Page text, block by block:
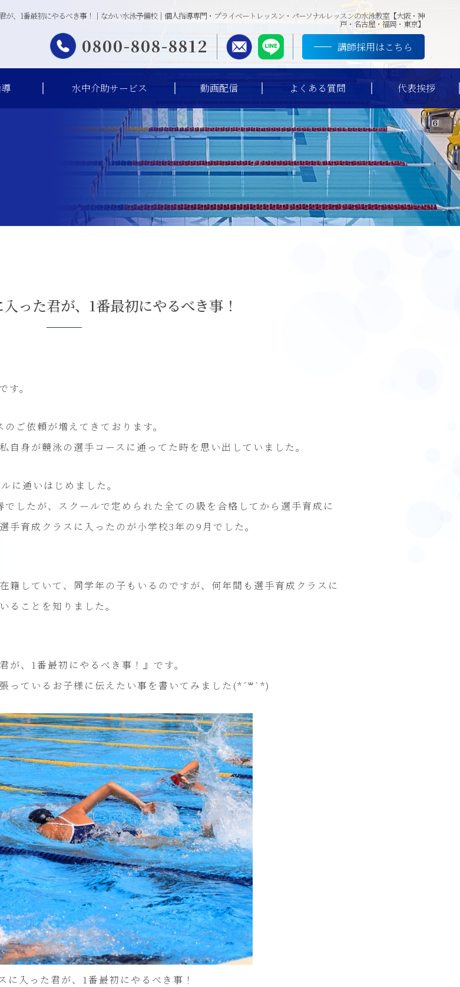
が、1番最初にやるべき事！｜なかい水泳予備校｜個人指導専門・プライベートレッスン・パーソナルレッスンの水泳教室【大阪・神
戸・名古屋・福岡・東京】
0800-808-8812 講師採用はこちら
水中介助サービス 動画配信 よくある質問 代表挨拶
った君が、1番最初にやるべき事！
。
ご依頼が増えてきております。
身が競泳の選手コースに通ってた時を思い出していました。
に通いはじめました。
したが、スクールで定められた全ての級を合格してから選手育成に
手育成クラスに入ったのが小学校3年の9月でした。
籍していて、同学年の子もいるのですが、何年間も選手育成クラスに
ることを知りました。
、1番最初にやるべき事！』です。
っているお子様に伝えたい事を書いてみました(*´꒳`*)
に入った君が、1番最初にやるべき事！